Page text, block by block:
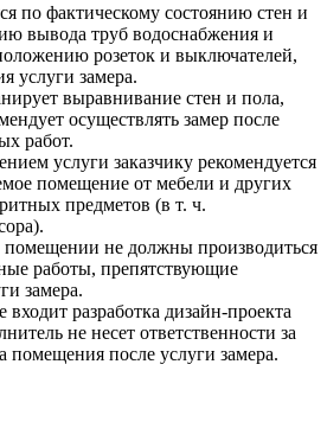
по фактическому состоянию стен и
вывода труб водоснабжения и
розеток и выключателей,
услуги замера.
выравнивание стен и пола,
осуществлять замер после
работ.
услуги заказчику рекомендуется
помещение от мебели и других
предметов (в т. ч.
помещении не должны производиться
работы, препятствующие
замера.
входит разработка дизайн-проекта
не несет ответственности за
помещения после услуги замера.